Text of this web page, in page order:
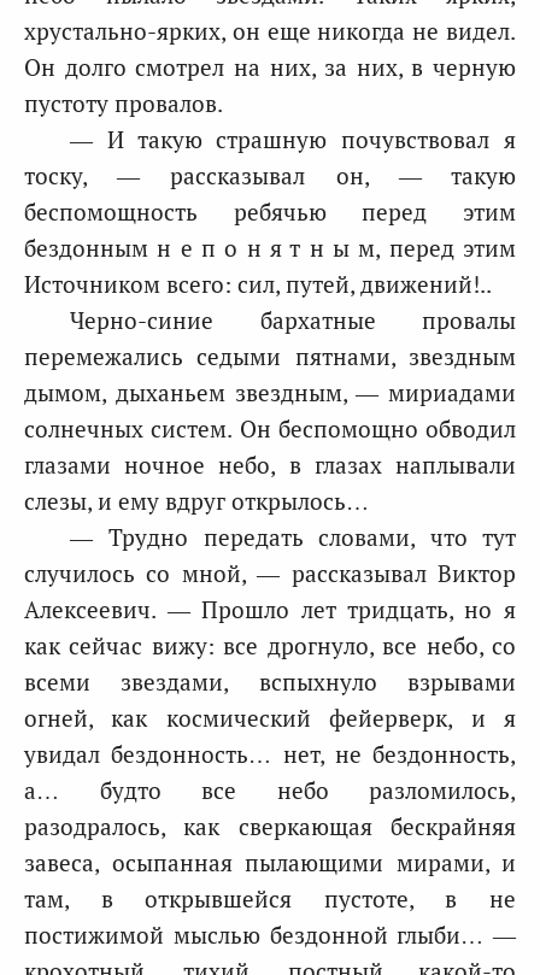
хрустально-ярких, он еще никогда не видел.
Он долго смотрел на них, за них, в черную
пустоту провалов.
— И такую страшную почувствовал я
тоску, — рассказывал он, — такую
беспомощность ребячью перед этим
бездонным н е п о н я т н ы м, перед этим
Источником всего: сил, путей, движений!..
Черно-синие бархатные провалы
перемежались седыми пятнами, звездным
дымом, дыханьем звездным, — мириадами
солнечных систем. Он беспомощно обводил
глазами ночное небо, в глазах наплывали
слезы, и ему вдруг открылось…
— Трудно передать словами, что тут
случилось со мной, — рассказывал Виктор
Алексеевич. — Прошло лет тридцать, но я
как сейчас вижу: все дрогнуло, все небо, со
всеми звездами, вспыхнуло взрывами
огней, как космический фейерверк, и я
увидал бездонность… нет, не бездонность,
а… будто все небо разломилось,
разодралось, как сверкающая бескрайняя
завеса, осыпанная пылающими мирами, и
там, в открывшейся пустоте, в не
постижимой мыслью бездонной глыби… —